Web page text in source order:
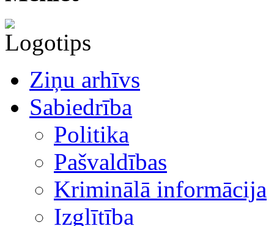
Ziņu arhīvs
Sabiedrība
Politika
Pašvaldības
Kriminālā informācija
Izglītība